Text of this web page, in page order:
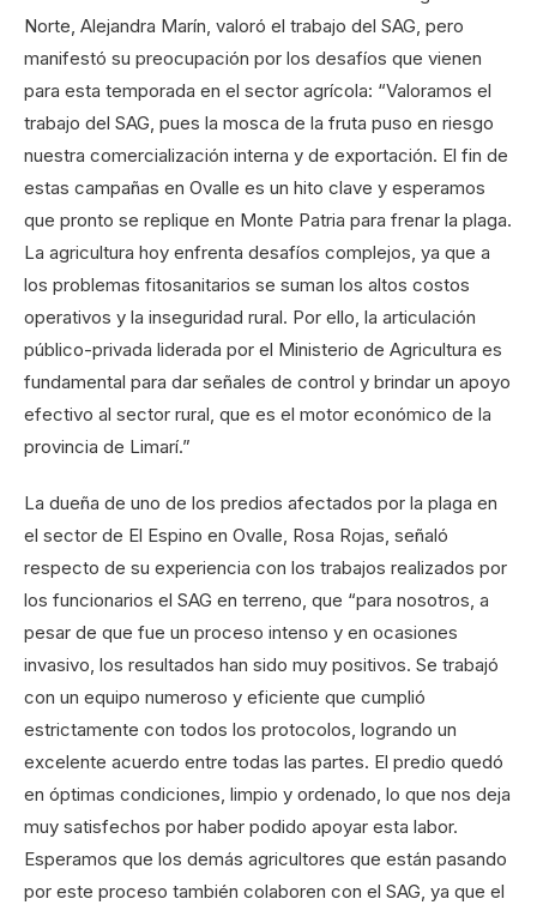
Norte, Alejandra Marín, valoró el trabajo del SAG, pero
manifestó su preocupación por los desafíos que vienen
para esta temporada en el sector agrícola: “Valoramos el
trabajo del SAG, pues la mosca de la fruta puso en riesgo
nuestra comercialización interna y de exportación. El fin de
estas campañas en Ovalle es un hito clave y esperamos
que pronto se replique en Monte Patria para frenar la plaga.
La agricultura hoy enfrenta desafíos complejos, ya que a
los problemas fitosanitarios se suman los altos costos
operativos y la inseguridad rural. Por ello, la articulación
público-privada liderada por el Ministerio de Agricultura es
fundamental para dar señales de control y brindar un apoyo
efectivo al sector rural, que es el motor económico de la
provincia de Limarí.”
La dueña de uno de los predios afectados por la plaga en
el sector de El Espino en Ovalle, Rosa Rojas, señaló
respecto de su experiencia con los trabajos realizados por
los funcionarios el SAG en terreno, que “para nosotros, a
pesar de que fue un proceso intenso y en ocasiones
invasivo, los resultados han sido muy positivos. Se trabajó
con un equipo numeroso y eficiente que cumplió
estrictamente con todos los protocolos, logrando un
excelente acuerdo entre todas las partes. El predio quedó
en óptimas condiciones, limpio y ordenado, lo que nos deja
muy satisfechos por haber podido apoyar esta labor.
Esperamos que los demás agricultores que están pasando
por este proceso también colaboren con el SAG, ya que el